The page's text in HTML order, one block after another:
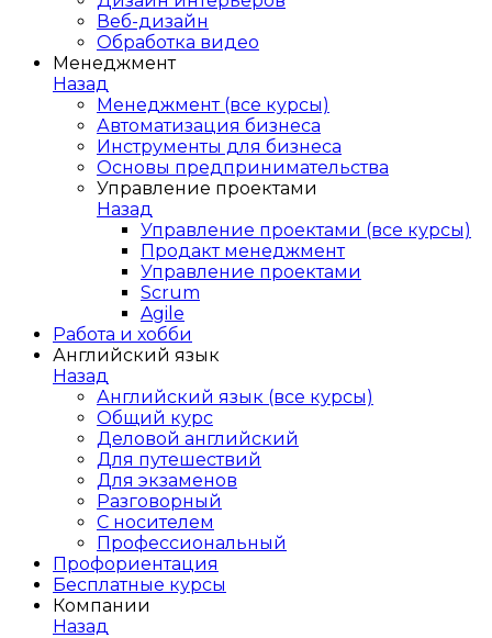
Веб-дизайн
Обработка видео
Менеджмент
Назад
Менеджмент (все курсы)
Автоматизация бизнеса
Инструменты для бизнеса
Основы предпринимательства
Управление проектами
Назад
Управление проектами (все курсы)
Продакт менеджмент
Управление проектами
Scrum
Agile
Работа и хобби
Английский язык
Назад
Английский язык (все курсы)
Общий курс
Деловой английский
Для путешествий
Для экзаменов
Разговорный
С носителем
Профессиональный
Профориентация
Бесплатные курсы
Компании
Назад